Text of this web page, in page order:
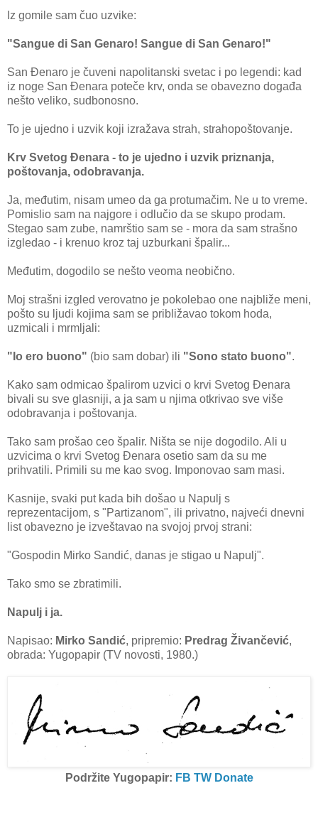
Iz gomile sam čuo uzvike:
"Sangue di San Genaro! Sangue di San Genaro!"
San Đenaro je čuveni napolitanski svetac i po legendi: kad
iz noge San Đenara poteče krv, onda se obavezno događa
nešto veliko, sudbonosno.
To je ujedno i uzvik koji izražava strah, strahopoštovanje.
Krv Svetog Đenara - to je ujedno i uzvik priznanja,
poštovanja, odobravanja.
Ja, međutim, nisam umeo da ga protumačim. Ne u to vreme.
Pomislio sam na najgore i odlučio da se skupo prodam.
Stegao sam zube, namrštio sam se - mora da sam strašno
izgledao - i krenuo kroz taj uzburkani špalir...
Međutim, dogodilo se nešto veoma neobično.
Moj strašni izgled verovatno je pokolebao one najbliže meni,
pošto su ljudi kojima sam se približavao tokom hoda,
uzmicali i mrmljali:
"Io ero buono" (bio sam dobar) ili "Sono stato buono".
Kako sam odmicao špalirom uzvici o krvi Svetog Đenara
bivali su sve glasniji, a ja sam u njima otkrivao sve više
odobravanja i poštovanja.
Tako sam prošao ceo špalir. Ništa se nije dogodilo. Ali u
uzvicima o krvi Svetog Đenara osetio sam da su me
prihvatili. Primili su me kao svog. Imponovao sam masi.
Kasnije, svaki put kada bih došao u Napulj s
reprezentacijom, s "Partizanom", ili privatno, najveći dnevni
list obavezno je izveštavao na svojoj prvoj strani:
"Gospodin Mirko Sandić, danas je stigao u Napulj".
Tako smo se zbratimili.
Napulj i ja.
Napisao: Mirko Sandić, pripremio: Predrag Živančević,
obrada: Yugopapir (TV novosti, 1980.)
Podržite Yugopapir: FB TW Donate